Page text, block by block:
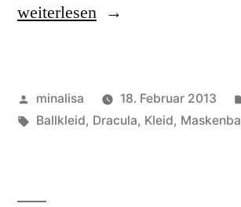
„Ich
ein
Ballkleid
zehn
weiterlesen
Veröffentlicht
von
minalisa 18. Februar 2013
Schlagwörter:
Ballkleid, Dracula, Kleid,